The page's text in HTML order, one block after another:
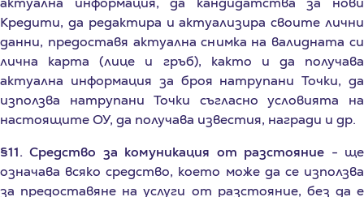
данни, предоставя актуална снимка на валидната си
лична карта (лице и гръб), както и да получава
актуална информация за броя натрупани Точки, да
използва натрупани Точки съгласно условията на
настоящите ОУ, да получава известия, награди и др.
§11. Средство за комуникация от разстояние - ще
означава всяко средство, което може да се използва
за предоставяне на услуги от разстояние, без да е
налице едновременното физическо присъствие на